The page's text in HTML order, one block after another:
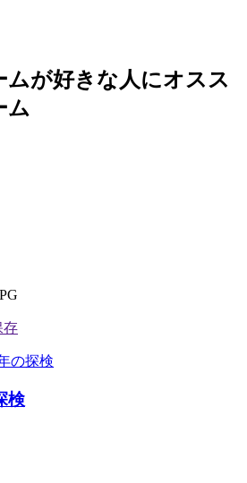
ムが好きな人にオスス
ム
検